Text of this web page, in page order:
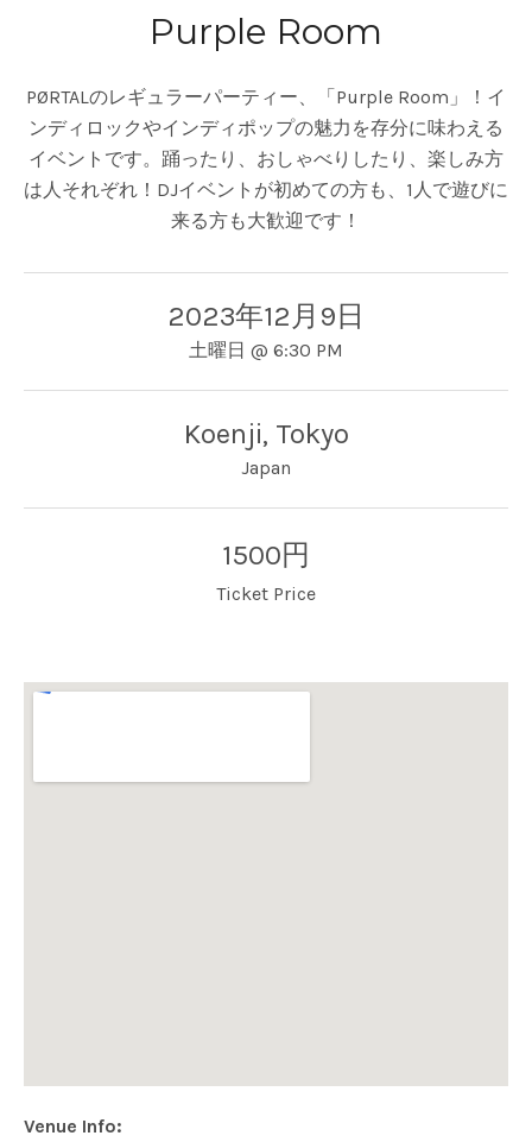
Purple Room
PØRTALのレギュラーパーティー、「Purple Room」！イ
ンディロックやインディポップの魅力を存分に味わえる
イベントです。踊ったり、おしゃべりしたり、楽しみ方
は人それぞれ！DJイベントが初めての方も、1人で遊びに
来る方も大歓迎です！
2023年12月9日
土曜日 @ 6:30 PM
Koenji, Tokyo
Japan
1500円
Ticket Price
Venue Info